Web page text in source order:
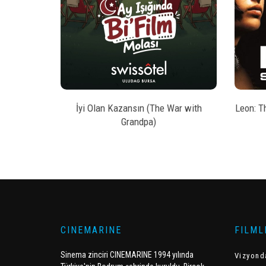
style BILET SATIN AL
İyi Olan Kazansın (The War with
Grandpa)
Leon:
CINEMARINE
Sinema zinciri CINEMARINE 1994 yılında